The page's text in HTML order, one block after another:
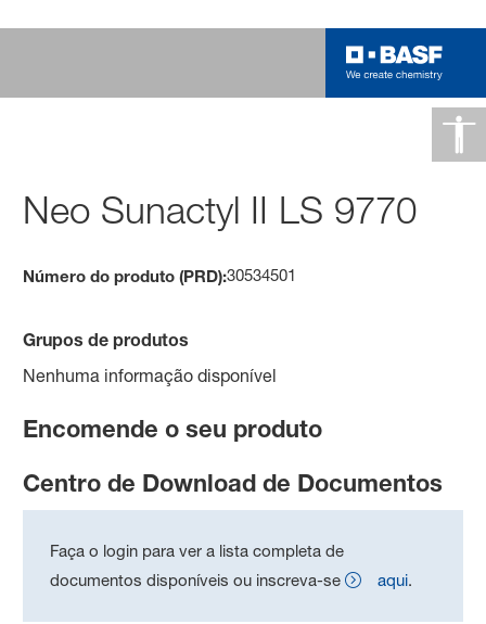
Neo Sunactyl II LS 9770
Número do produto (PRD):30534501
Grupos de produtos
Nenhuma informação disponível
Encomende o seu produto
Centro de Download de Documentos
Faça o login para ver a lista completa de
documentos disponíveis ou inscreva-se
aqui.